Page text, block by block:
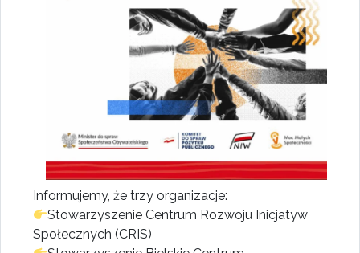
Informujemy, że trzy organizacje:
Stowarzyszenie Centrum Rozwoju Inicjatyw
Społecznych (CRIS)